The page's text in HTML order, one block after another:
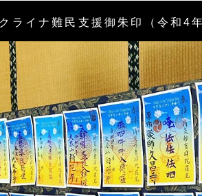
ライナ難民支援御朱印（令和4